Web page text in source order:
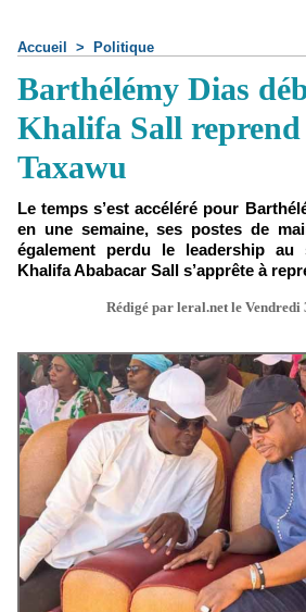
Accueil > Politique
Barthélémy Dias
Khalifa Sall
Taxawu
Le temps s’est accéléré pour
en une semaine, ses postes de
également perdu le leadership au
Khalifa Ababacar Sall s’apprête à
Rédigé par leral.net le Vendredi